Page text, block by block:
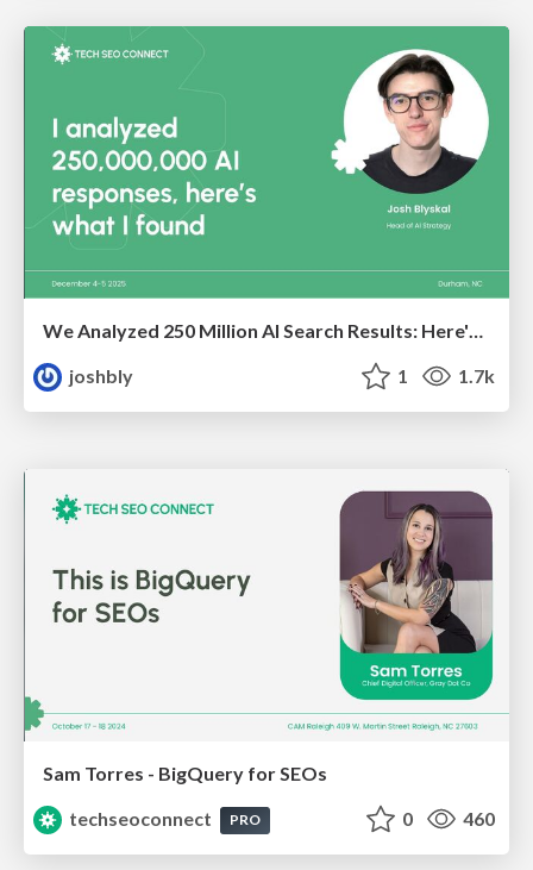
We Analyzed 250 Million AI Search Results: Here's What I Found
joshbly
1 1.7k
Sam Torres - BigQuery for SEOs
techseoconnect
PRO 0 460